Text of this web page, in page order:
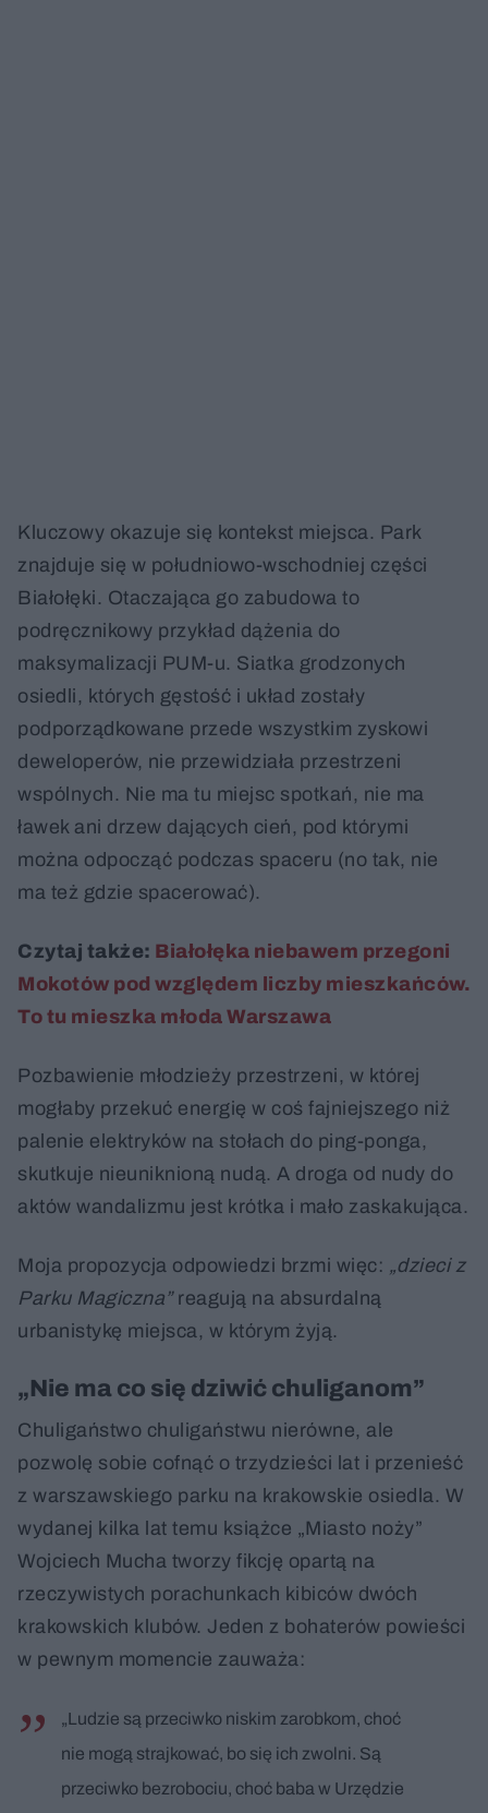
Kluczowy okazuje się kontekst miejsca. Park
znajduje się w południowo-wschodniej części
Białołęki. Otaczająca go zabudowa to
podręcznikowy przykład dążenia do
maksymalizacji PUM-u. Siatka grodzonych
osiedli, których gęstość i układ zostały
podporządkowane przede wszystkim zyskowi
deweloperów, nie przewidziała przestrzeni
wspólnych. Nie ma tu miejsc spotkań, nie ma
ławek ani drzew dających cień, pod którymi
można odpocząć podczas spaceru (no tak, nie
ma też gdzie spacerować).
Czytaj także: Białołęka niebawem przegoni
Mokotów pod względem liczby mieszkańców.
To tu mieszka młoda Warszawa
Pozbawienie młodzieży przestrzeni, w której
mogłaby przekuć energię w coś fajniejszego niż
palenie elektryków na stołach do ping-ponga,
skutkuje nieuniknioną nudą. A droga od nudy do
aktów wandalizmu jest krótka i mało zaskakująca.
Moja propozycja odpowiedzi brzmi więc: „dzieci z
Parku Magiczna” reagują na absurdalną
urbanistykę miejsca, w którym żyją.
„Nie ma co się dziwić chuliganom”
Chuligaństwo chuligaństwu nierówne, ale
pozwolę sobie cofnąć o trzydzieści lat i przenieść
z warszawskiego parku na krakowskie osiedla. W
wydanej kilka lat temu książce „Miasto noży”
Wojciech Mucha tworzy fikcję opartą na
rzeczywistych porachunkach kibiców dwóch
krakowskich klubów. Jeden z bohaterów powieści
w pewnym momencie zauważa:
„Ludzie są przeciwko niskim zarobkom, choć
nie mogą strajkować, bo się ich zwolni. Są
przeciwko bezrobociu, choć baba w Urzędzie